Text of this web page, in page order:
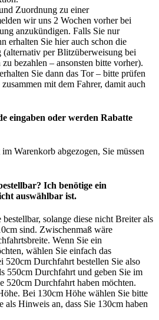
Zuordnung zu einer
wir uns 2 Wochen vorher bei
anzukündigen. Falls Sie nur
erhalten Sie hier auch schon die
(alternativ per Blitzüberweisung bei
bezahlen – ansonsten bitte vorher).
Sie dann das Tor – bitte prüfen
mit dem Fahrer, damit auch
eingaben oder werden Rabatte
Warenkorb abgezogen, Sie müssen
Ich benötige ein
auswählbar ist.
solange diese nicht Breiter als
sind. Zwischenmaß wäre
Wenn Sie ein
wählen Sie einfach das
520cm Durchfahrt bestellen Sie also
550cm Durchfahrt und geben Sie im
520cm Durchfahrt haben möchten.
Bei 130cm Höhe wählen Sie bitte
als Hinweis an, dass Sie 130cm haben